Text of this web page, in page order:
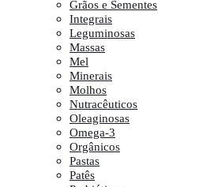
Grãos e Sementes
Integrais
Leguminosas
Massas
Mel
Minerais
Molhos
Nutracêuticos
Oleaginosas
Omega-3
Orgânicos
Pastas
Patês